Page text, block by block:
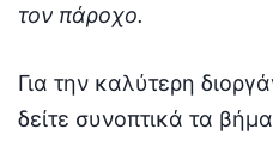
τον πάροχο.
Για την καλύτερη
δείτε συνοπτικά τα